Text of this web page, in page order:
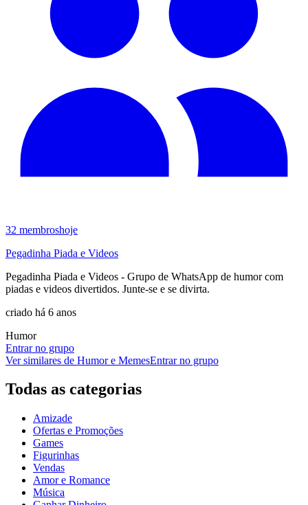
32 membroshoje
Pegadinha Piada e Videos
Pegadinha Piada e Videos - Grupo de WhatsApp de humor com
piadas e videos divertidos. Junte-se e se divirta.
criado há 6 anos
Humor
Entrar no grupo
Ver similares de Humor e MemesEntrar no grupo
Todas as categorias
Amizade
Ofertas e Promoções
Games
Figurinhas
Vendas
Amor e Romance
Música